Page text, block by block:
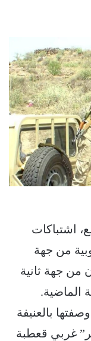
اشتباكات
من جهة
من جهة ثانية
بالعنيفة
غربي قعطبة